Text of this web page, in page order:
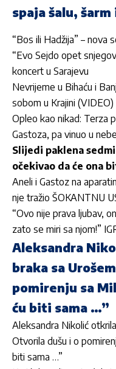
spaja šalu, šarm
“Bos ili Hadžija” – nova
“Evo Sejdo opet
koncert u Sarajevu
Nevrijeme u Bihaću i
sobom u Krajini (VIDEO)
Opleo kao nikad: Terza
Gastoza, pa vinuo u
Slijedi paklena
očekivao da će ona
Aneli i Gastoz na
nje tražio ŠOKANTNU
“Ovo nije prava ljubav,
zato se miri sa njom!”
Aleksandra
braka sa
pomirenju sa
ću biti sama …”
Aleksandra Nikolić
Otvorila dušu i o
biti sama …”